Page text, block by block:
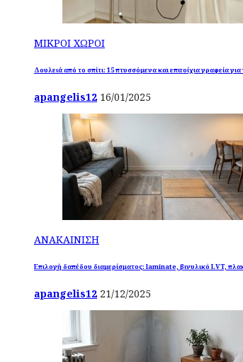
ΜΙΚΡΟΙ ΧΩΡΟΙ
Δουλειά από το σπίτι: 15 πτυσσόμενα και επιτοίχια γραφεία
apangelis12 16/01/2025
ΑΝΑΚΑΙΝΙΣΗ
Επιλογή δαπέδου διαμερίσματος: laminate, βινυλικό LVT,
apangelis12 21/12/2025